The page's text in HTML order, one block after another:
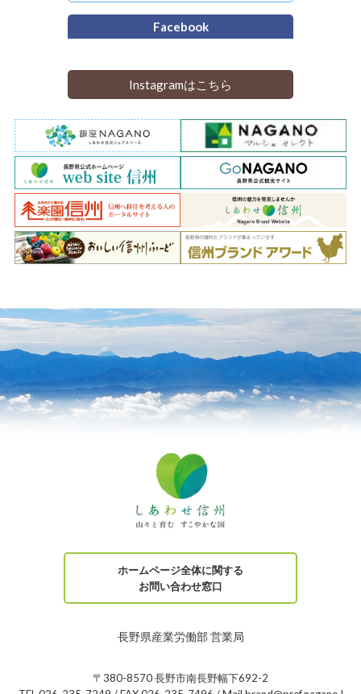
Facebook
Instagramはこちら
ホームページ全体に関する
お問い合わせ窓口
長野県産業労働部 営業局
〒380-8570 長野市南長野幅下692-2